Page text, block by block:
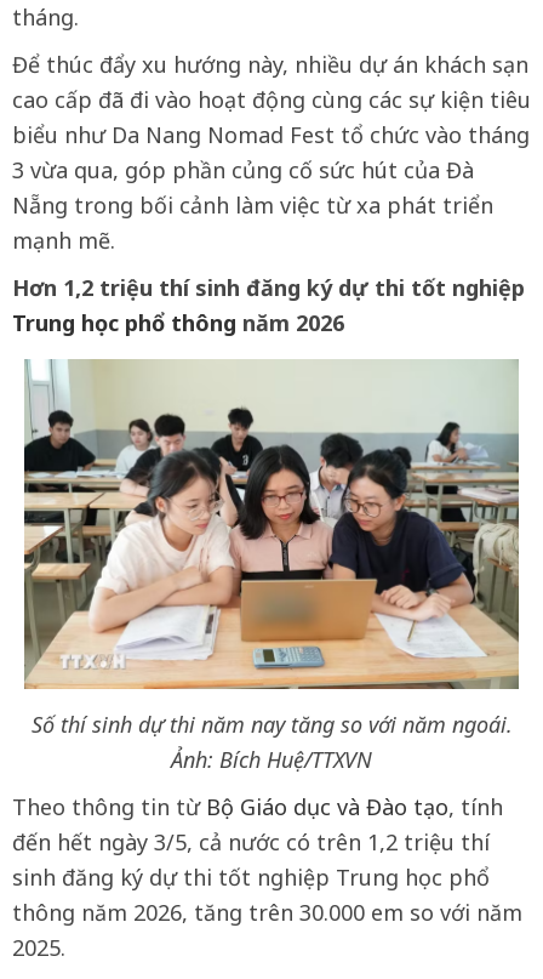
tháng.
Để thúc đẩy xu hướng này, nhiều dự án khách sạn
cao cấp đã đi vào hoạt động cùng các sự kiện tiêu
biểu như Da Nang Nomad Fest tổ chức vào tháng
3 vừa qua, góp phần củng cố sức hút của Đà
Nẵng trong bối cảnh làm việc từ xa phát triển
mạnh mẽ.
Hơn 1,2 triệu thí sinh đăng ký dự thi tốt nghiệp
Trung học phổ thông năm 2026
Số thí sinh dự thi năm nay tăng so với năm ngoái.
Ảnh: Bích Huệ/TTXVN
Theo thông tin từ Bộ Giáo dục và Đào tạo, tính
đến hết ngày 3/5, cả nước có trên 1,2 triệu thí
sinh đăng ký dự thi tốt nghiệp Trung học phổ
thông năm 2026, tăng trên 30.000 em so với năm
2025.